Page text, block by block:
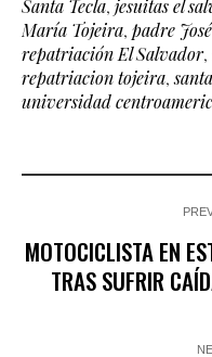
Santa Tecla, jesuitas el
María Tojeira, padre
repatriación El Salvador,
repatriacion tojeira,
universidad
MOTOCICLISTA EN
TRAS SUFRIR